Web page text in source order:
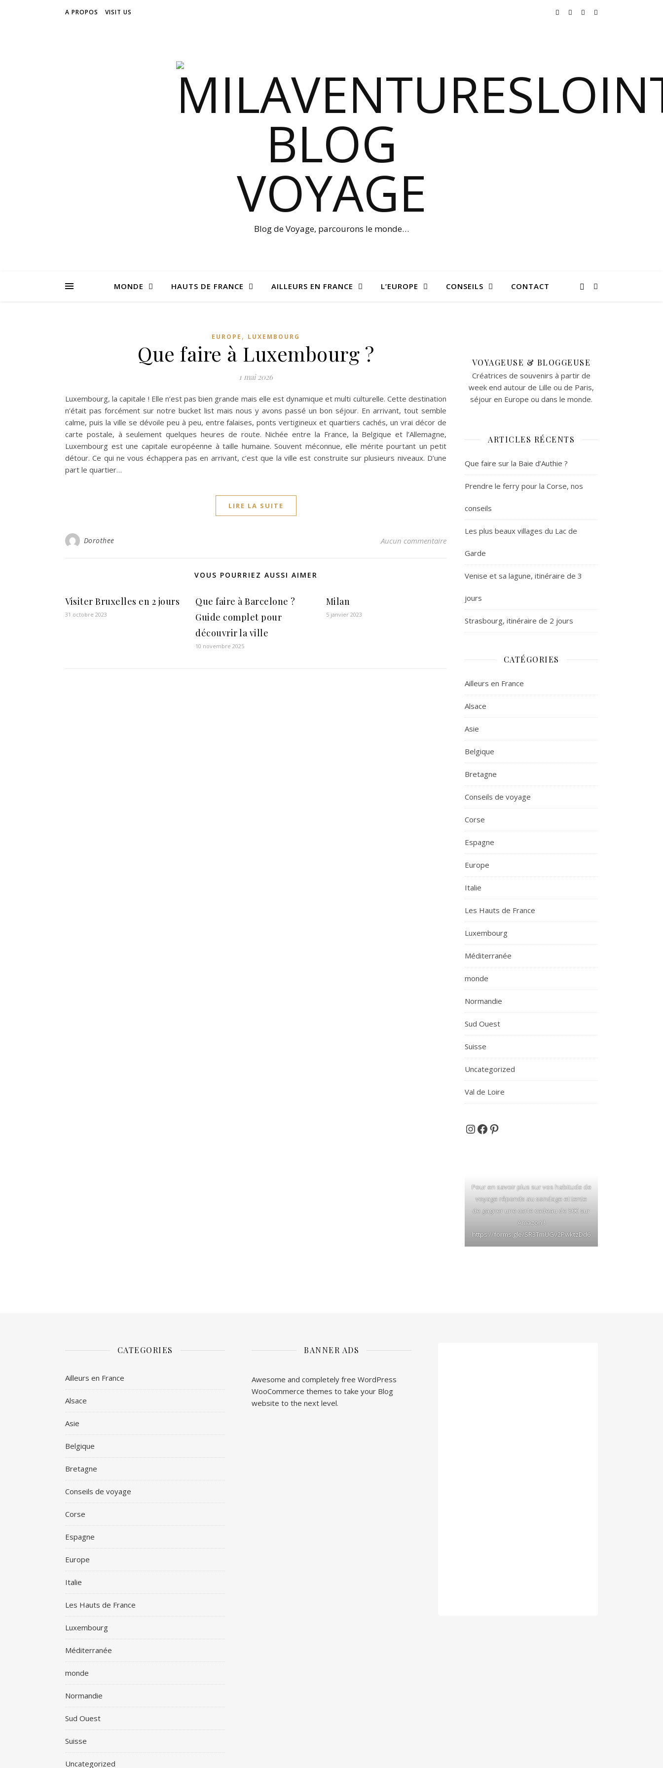
A PROPOS VISIT US
Blog de Voyage, parcourons le monde…
MONDE HAUTS DE FRANCE AILLEURS EN FRANCE L’EUROPE CONSEILS CONTACT
EUROPE , LUXEMBOURG
Que faire à Luxembourg ?
1 mai 2026
Luxembourg, la capitale ! Elle n’est pas bien grande mais elle est dynamique et multi culturelle. Cette destination
n’était pas forcément sur notre bucket list mais nous y avons passé un bon séjour. En arrivant, tout semble
calme, puis la ville se dévoile peu à peu, entre falaises, ponts vertigineux et quartiers cachés, un vrai décor de
carte postale, à seulement quelques heures de route. Nichée entre la France, la Belgique et l’Allemagne,
Luxembourg est une capitale européenne à taille humaine. Souvent méconnue, elle mérite pourtant un petit
détour. Ce qui ne vous échappera pas en arrivant, c’est que la ville est construite sur plusieurs niveaux. D’une
part le quartier…
LIRE LA SUITE
Dorothee Aucun commentaire
VOUS POURRIEZ AUSSI AIMER
Visiter Bruxelles en 2 jours
31 octobre 2023
Que faire à Barcelone ?
Guide complet pour
découvrir la ville
10 novembre 2025
Milan
5 janvier 2023
VOYAGEUSE & BLOGGEUSE
Créatrices de souvenirs à partir de
week end autour de Lille ou de Paris,
séjour en Europe ou dans le monde.
ARTICLES RÉCENTS
Que faire sur la Baie d’Authie ?
Prendre le ferry pour la Corse, nos
conseils
Les plus beaux villages du Lac de
Garde
Venise et sa lagune, itinéraire de 3
jours
Strasbourg, itinéraire de 2 jours
CATÉGORIES
Ailleurs en France
Alsace
Asie
Belgique
Bretagne
Conseils de voyage
Corse
Espagne
Europe
Italie
Les Hauts de France
Luxembourg
Méditerranée
monde
Normandie
Sud Ouest
Suisse
Uncategorized
Val de Loire
Et si on partait en voyage ...
Facebook
Pinterest
Pour en savoir plus sur vos habitude de
voyage réponds au sondage et tente
de gagner une carte cadeau de 50€ sur
Amazon !
https://forms.gle/SR3TmUGv2PwktzDd6
CATEGORIES
Ailleurs en France
Alsace
Asie
Belgique
Bretagne
Conseils de voyage
Corse
Espagne
Europe
Italie
Les Hauts de France
Luxembourg
Méditerranée
monde
Normandie
Sud Ouest
Suisse
Uncategorized
BANNER ADS
Awesome and completely free WordPress
WooCommerce themes to take your Blog
website to the next level.